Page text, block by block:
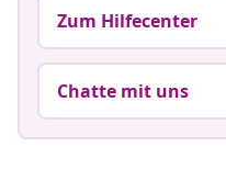
Zum Hilfecenter
Chatte mit uns